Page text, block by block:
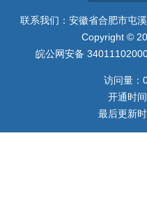
联系我们：安徽省合肥市屯
Copyright ©
皖公网安备
访问量：
开通时间
最后更新